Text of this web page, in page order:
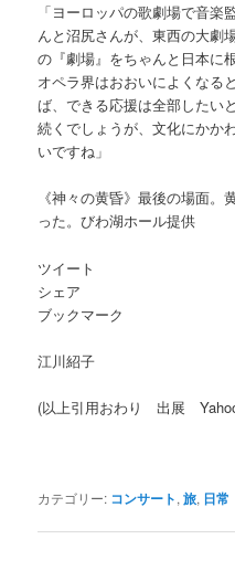
「ヨーロッパの歌劇場で音楽
んと沼尻さんが、東西の大劇
の『劇場』をちゃんと日本に
オペラ界はおおいによくなる
ば、できる応援は全部したい
続くでしょうが、文化にかか
いですね」
《神々の黄昏》最後の場面
った。びわ湖ホール提供
ツイート
シェア
ブックマーク
江川紹子
(以上引用おわり 出展
カテゴリー: コンサート,旅, 日常